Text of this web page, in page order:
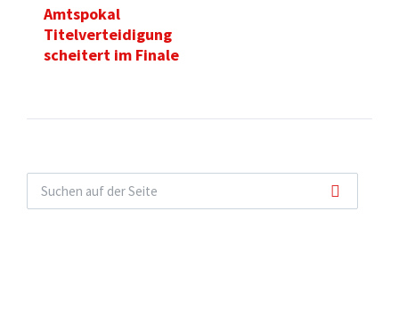
Amtspokal
Titelverteidigung
scheitert im Finale